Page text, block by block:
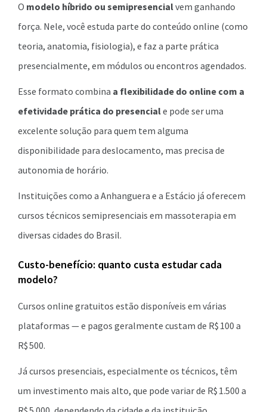
O modelo híbrido ou semipresencialvem ganhando
força. Nele, você estuda parte do conteúdo online (como
teoria, anatomia, fisiologia), e faz a parte prática
presencialmente, em módulos ou encontros agendados.
Esse formato combina a flexibilidade do online com a
efetividade prática do presenciale pode ser uma
excelente solução para quem tem alguma
disponibilidade para deslocamento, mas precisa de
autonomia de horário.
Instituições como a Anhanguera e a Estácio já oferecem
cursos técnicos semipresenciais em massoterapia em
diversas cidades do Brasil.
Custo-benefício: quanto custa estudar cada
modelo?
Cursos online gratuitos estão disponíveis em várias
plataformas — e pagos geralmente custam de R$ 100 a
R$ 500.
Já cursos presenciais, especialmente os técnicos, têm
um investimento mais alto, que pode variar de R$ 1.500 a